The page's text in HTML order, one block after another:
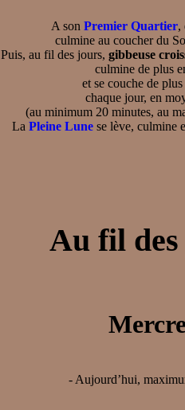
A son Premier Quartier,
culmine au coucher du
Puis, au fil des jours, gibbeuse
culmine de plus
et se couche de
chaque jour, en
(au minimum 20 minutes, au
La Pleine Lunese lève, culmine
Au fil
- Aujourd’hui,